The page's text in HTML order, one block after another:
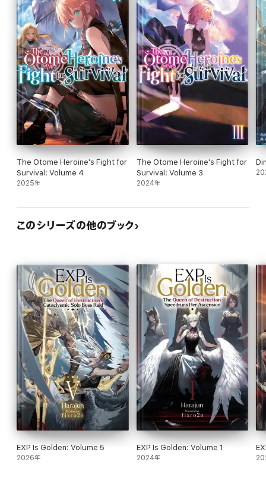
The Otome Heroine's Fight for
Survival: Volume 4
2025年
The Otome Heroine's Fight for
Survival: Volume 3
2024年
このシリーズの他のブック
EXP Is Golden: Volume 5
2026年
EXP Is Golden: Volume 1
2024年